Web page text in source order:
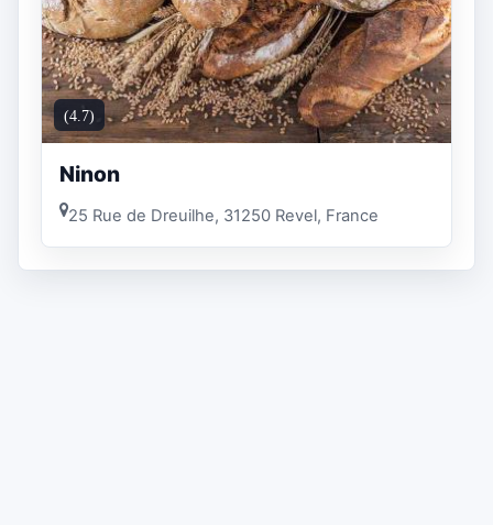
(4.7)
Ninon
25 Rue de Dreuilhe, 31250 Revel, France